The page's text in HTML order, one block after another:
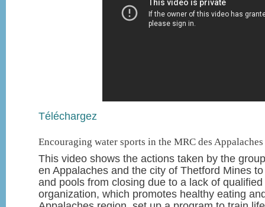
Téléchargez
Encouraging water sports in the MRC des Appalaches
This video shows the actions taken by the
en Appalaches and the city of Thetford Mines
and pools from closing due to a lack of
organization, which promotes healthy eating